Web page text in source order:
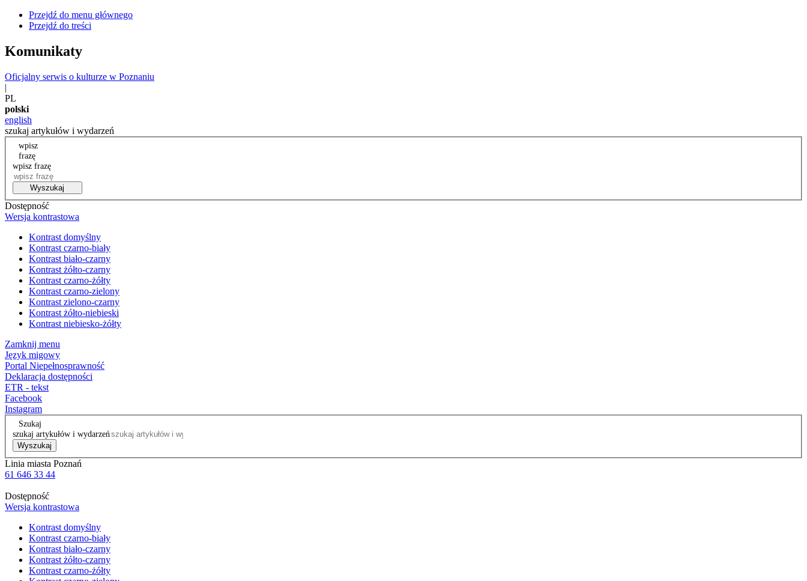
Przejdź do menu głównego
Przejdź do treści
Komunikaty
Oficjalny serwis o kulturze w Poznaniu
|
PL
polski
english
szukaj artykułów i wydarzeń
wpisz
frazę
wpisz frazę
Wyszukaj
Dostępność
Wersja kontrastowa
Kontrast domyślny
Kontrast czarno-biały
Kontrast biało-czarny
Kontrast żółto-czarny
Kontrast czarno-żółty
Kontrast czarno-zielony
Kontrast zielono-czarny
Kontrast żółto-niebieski
Kontrast niebiesko-żółty
Zamknij menu
Język migowy
Portal Niepełnosprawność
Deklaracja dostępności
ETR - tekst
Facebook
Instagram
Szukaj
szukaj artykułów i wydarzeń
Wyszukaj
Linia miasta Poznań
61 646 33 44
Dostępność
Wersja kontrastowa
Kontrast domyślny
Kontrast czarno-biały
Kontrast biało-czarny
Kontrast żółto-czarny
Kontrast czarno-żółty